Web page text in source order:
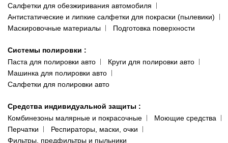
Салфетки для обезжиривания автомобиля
Антистатические и липкие салфетки для покраски (пылевики)
Маскировочные материалы
Подготовка поверхности
Системы полировки :
Паста для полировки авто
Круги для полировки авто
Машинка для полировки авто
Салфетки для полировки авто
Средства индивидуальной защиты :
Комбинезоны малярные и покрасочные
Моющие средства
Перчатки
Респираторы, маски, очки
Фильтры, предфильтры и пыльники